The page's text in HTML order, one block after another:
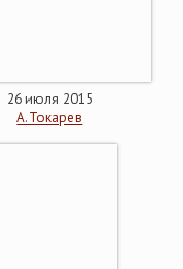
26 июля 2015
А.Токарев